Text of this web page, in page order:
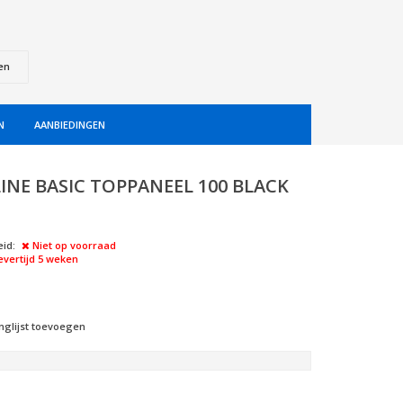
AANBIEDINGEN
BASIC TOPPANEEL 100 BLACK
Niet op voorraad
5 weken
toevoegen